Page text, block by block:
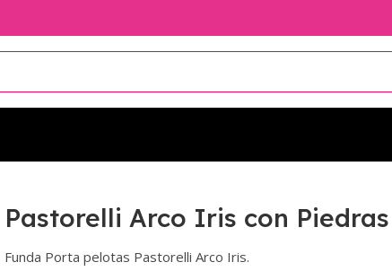
Pastorelli Arco Iris con Piedras
Funda Porta pelotas Pastorelli Arco Iris.